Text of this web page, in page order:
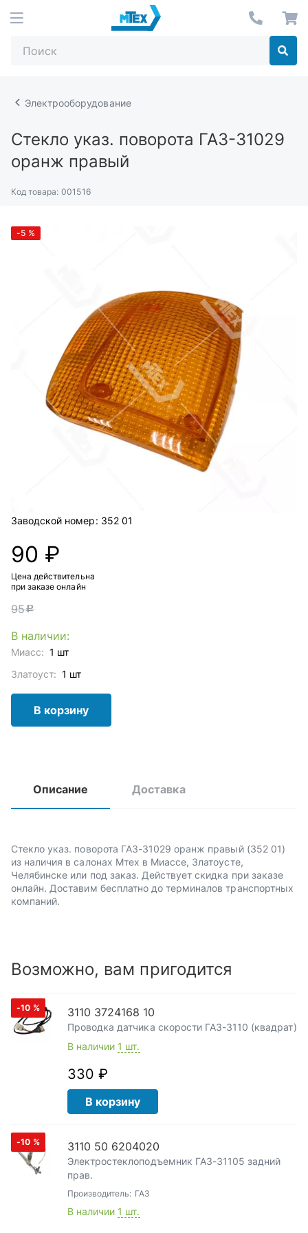
Электрооборудование
Стекло указ. поворота ГАЗ-31029
оранж правый
Код товара: 001516
-5 %
Заводской номер: 352 01
90 ₽
Цена действительна
при заказе онлайн
95c
В наличии:
Миасс: 1 шт
Златоуст: 1 шт
В корзину
Описание Доставка
Стекло указ. поворота ГАЗ-31029 оранж правый (352 01)
из наличия в салонах Мтех в Миассе, Златоусте,
Челябинске или под заказ. Действует скидка при заказе
онлайн. Доставим бесплатно до терминалов транспортных
компаний.
Возможно, вам пригодится
-10 % 3110 3724168 10
Проводка датчика скорости ГАЗ-3110 (квадрат)
В наличии 1 шт.
330 ₽
В корзину
-10 % 3110 50 6204020
Электростеклоподъемник ГАЗ-31105 задний
прав.
Производитель: ГАЗ
В наличии 1 шт.